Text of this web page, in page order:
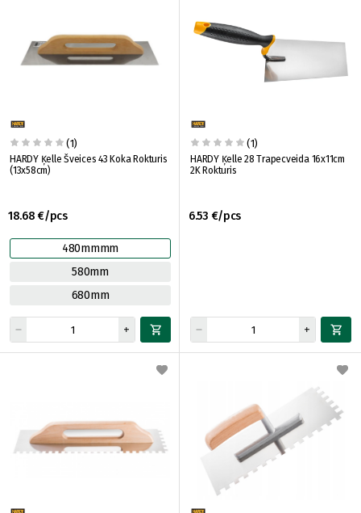
(1)
HARDY Ķelle Šveices 43 Koka Rokturis
(13x58cm)
18.68 €/pcs
480mmmm
580mm
680mm
(1)
HARDY Ķelle 28 Trapecveida 16x11cm
2K Rokturis
6.53 €/pcs